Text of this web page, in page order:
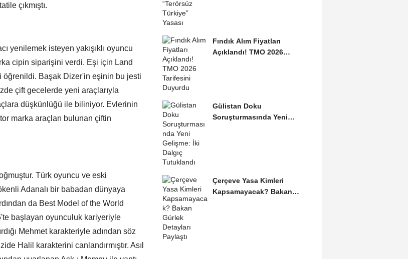
çıkmıştı.
yenilemek isteyen yakışıklı oyuncu
cipin siparişini verdi. Eşi için Land
öğrenildi. Başak Dizer'in eşinin bu jesti
çift gecelerde yeni araçlarıyla
düşkünlüğü ile biliniyor. Evlerinin
marka araçları bulunan çiftin
Türk oyuncu ve eski
Adanalı bir babadan dünyaya
da Best Model of the World
başlayan oyunculuk kariyeriyle
Mehmet karakteriyle adından söz
Halil karakterini canlandırmıştır. Asıl
Fındık Alım Fiyatları
Açıklandı! TMO 2026
Gülistan Doku
Soruşturmasında Yeni
Çerçeve Yasa Kimleri
Kapsamayacak? Bakan